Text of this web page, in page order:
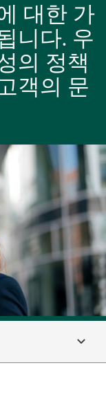
대한 가
니다. 우
의 정책
객의 문